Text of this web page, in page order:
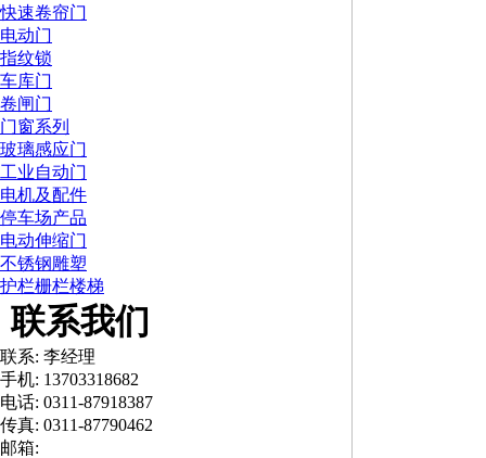
快速卷帘门
电动门
指纹锁
车库门
卷闸门
门窗系列
玻璃感应门
工业自动门
电机及配件
停车场产品
电动伸缩门
不锈钢雕塑
护栏栅栏楼梯
联系我们
联系: 李经理
手机: 13703318682
电话: 0311-87918387
传真: 0311-87790462
邮箱: